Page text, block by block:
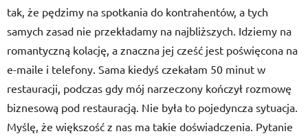
tak, że pędzimy na spotkania do kontrahentów, a tych
samych zasad nie przekładamy na najbliższych. Idziemy na
romantyczną kolację, a znaczna jej cześć jest poświęcona na
e-maile i telefony. Sama kiedyś czekałam 50 minut w
restauracji, podczas gdy mój narzeczony kończył rozmowę
biznesową pod restauracją. Nie była to pojedyncza sytuacja.
Myślę, że większość z nas ma takie doświadczenia. Pytanie